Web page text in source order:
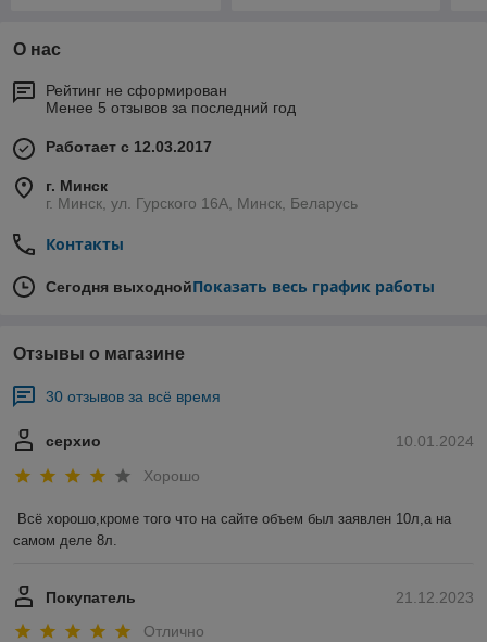
О нас
Рейтинг не сформирован
Менее 5 отзывов за последний год
Работает с 12.03.2017
г. Минск
г. Минск, ул. Гурского 16А, Минск, Беларусь
Контакты
Сегодня выходнойПоказать весь график работы
Отзывы о магазине
30 отзывов за всё время
10.01.2024
серхио
Хорошо
Всё хорошо,кроме того что на сайте объем был заявлен 10л,а на
самом деле 8л.
21.12.2023
Покупатель
Отлично